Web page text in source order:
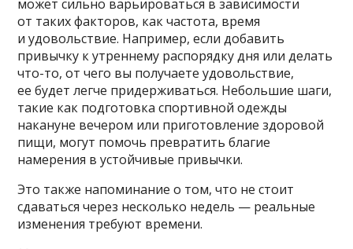
может сильно варьироваться в зависимости
от таких факторов, как частота, время
и удовольствие. Например, если добавить
привычку к утреннему распорядку дня или делать
что-то, от чего вы получаете удовольствие,
ее будет легче придерживаться. Небольшие шаги,
такие как подготовка спортивной одежды
накануне вечером или приготовление здоровой
пищи, могут помочь превратить благие
намерения в устойчивые привычки.
Это также напоминание о том, что не стоит
сдаваться через несколько недель — реальные
изменения требуют времени.